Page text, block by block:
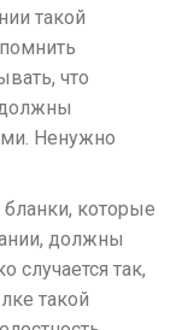
такой
что
Ненужно
которые
должны
случается так,
такой